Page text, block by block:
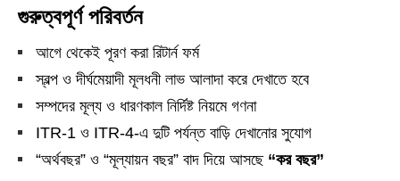
গুরুত্বপূর্ণ পরিবর্তন
আগে থেকেই পূরণ করা রিটার্ন ফর্ম
স্বল্প ও দীর্ঘমেয়াদী মূলধনী লাভ আলাদা করে দেখাতে হবে
সম্পদের মূল্য ও ধারণকাল নির্দিষ্ট নিয়মে গণনা
ITR‑1 ও ITR‑4‑এ দুটি পর্যন্ত বাড়ি দেখানোর সুযোগ
“অর্থবছর” ও “মূল্যায়ন বছর” বাদ দিয়ে আসছে “কর বছর”